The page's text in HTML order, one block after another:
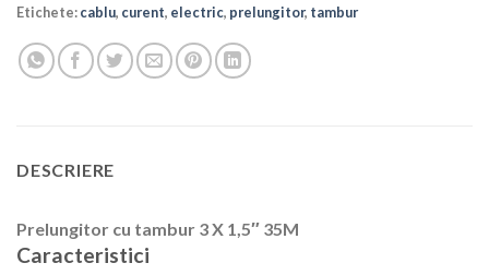
Etichete:cablu, curent, electric, prelungitor, tambur
DESCRIERE
Prelungitor cu tambur 3 X 1,5″ 35M
Caracteristici